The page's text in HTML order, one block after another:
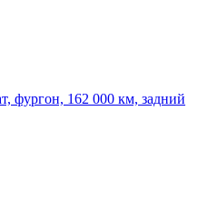
фургон, 162 000 км, задний